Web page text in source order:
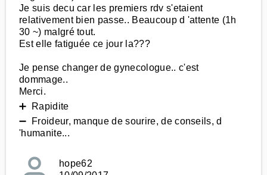
Je suis decu car les premiers rdv s'etaient
relativement bien passe.. Beaucoup d 'attente (1h
30 ~) malgré tout.
Est elle fatiguée ce jour la???
Je pense changer de gynecologue.. c'est
dommage..
Merci.
➕ Rapidite
➖ Froideur, manque de sourire, de conseils, d
'humanite...
hope62